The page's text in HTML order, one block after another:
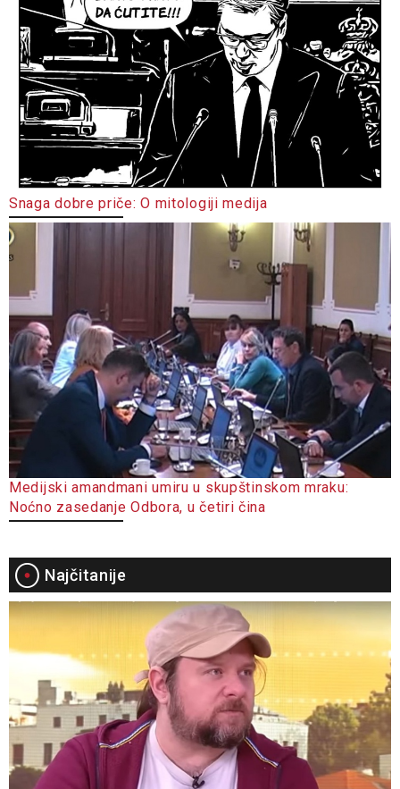
Snaga dobre priče: O mitologiji medija
Medijski amandmani umiru u skupštinskom mraku:
Noćno zasedanje Odbora, u četiri čina
Najčitanije